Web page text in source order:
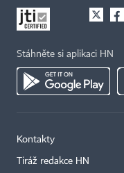
Stáhněte si aplikaci HN
Kontakty
Tiráž redakce HN